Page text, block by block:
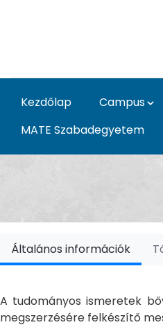
Kezdőlap Campus
MATE Szabadegyetem
Doktori
Általános információk
A tudományos ismeretek
megszerzésére felkészítő